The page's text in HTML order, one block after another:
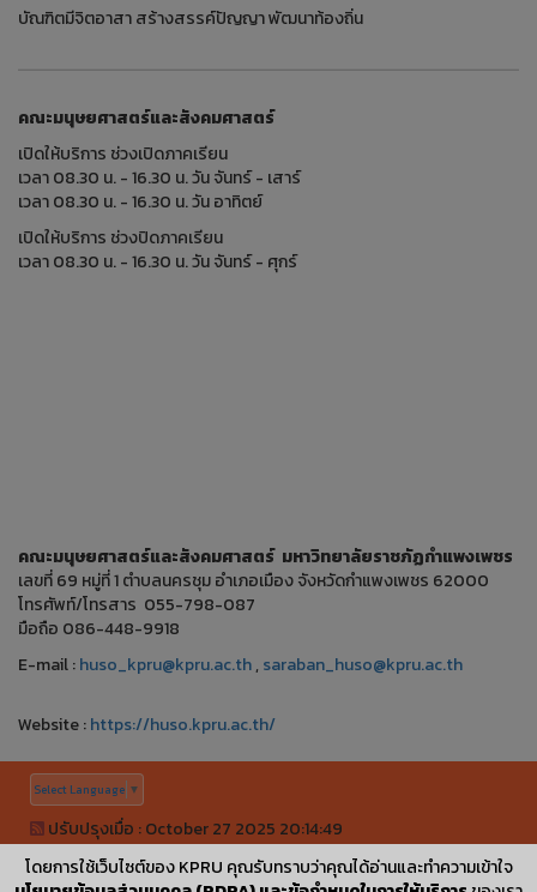
โดยการใช้เว็บไซต์ของ KPRU คุณรับทราบว่าคุณได้อ่านและทำความเข้าใจ
บัณฑิตมีจิตอาสา สร้างสรรค์ปัญญา พัฒนาท้องถิ่น
คณะมนุษยศาสตร์และสังคมศาสตร์
เปิดให้บริการ ช่วงเปิดภาคเรียน
เวลา 08.30 น. - 16.30 น. วัน จันทร์ - เสาร์
เวลา 08.30 น. - 16.30 น. วัน อาทิตย์
เปิดให้บริการ ช่วงปิดภาคเรียน
เวลา 08.30 น. - 16.30 น. วัน จันทร์ - ศุกร์
คณะมนุษยศาสตร์และสังคมศาสตร์ มหาวิทยาลัยราชภัฏกำแพงเพชร
เลขที่ 69 หมู่ที่ 1 ตำบลนครชุม อำเภอเมือง จังหวัดกำแพงเพชร 62000
โทรศัพท์/โทรสาร 055-798-087
มือถือ 086-448-9918
E-mail :huso_kpru@kpru.ac.th, saraban_huso@kpru.ac.th
Website :https://huso.kpru.ac.th/
Select Language ▼
ปรับปรุงเมื่อ : October 27 2025 20:14:49
©ลิขสิทธิ์เลขที่ ว1.008779|KPRUControl Version 2.112